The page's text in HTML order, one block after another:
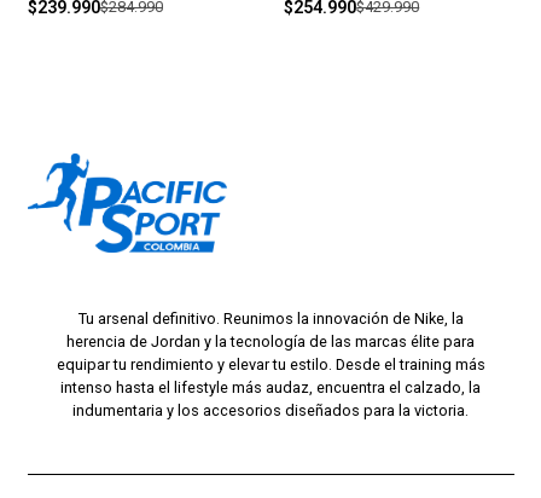
$239.990$284.990 $254.990$429.990
Tu arsenal definitivo. Reunimos la innovación de Nike, la
herencia de Jordan y la tecnología de las marcas élite para
equipar tu rendimiento y elevar tu estilo. Desde el training más
intenso hasta el lifestyle más audaz, encuentra el calzado, la
indumentaria y los accesorios diseñados para la victoria.